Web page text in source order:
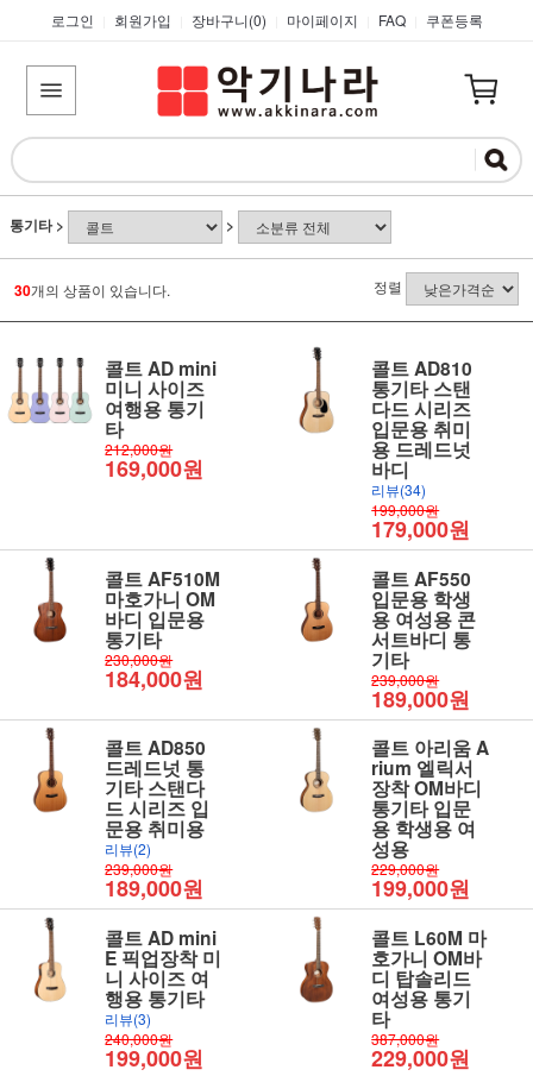
로그인 회원가입 장바구니(0) 마이페이지 FAQ 쿠폰등록
통기타> >
30개의 상품이 있습니다. 정렬
콜트 AD mini
미니 사이즈
여행용 통기
타
212,000원
169,000원
콜트 AD810
통기타 스탠
다드 시리즈
입문용 취미
용 드레드넛
바디
리뷰(34)
199,000원
179,000원
콜트 AF510M
마호가니 OM
바디 입문용
통기타
230,000원
184,000원
콜트 AF550
입문용 학생
용 여성용 콘
서트바디 통
기타
239,000원
189,000원
콜트 AD850
드레드넛 통
기타 스탠다
드 시리즈 입
문용 취미용
리뷰(2)
239,000원
189,000원
콜트 아리움 A
rium 엘릭서
장착 OM바디
통기타 입문
용 학생용 여
성용
229,000원
199,000원
콜트 AD mini
E 픽업장착 미
니 사이즈 여
행용 통기타
리뷰(3)
240,000원
199,000원
콜트 L60M 마
호가니 OM바
디 탑솔리드
여성용 통기
타
387,000원
229,000원